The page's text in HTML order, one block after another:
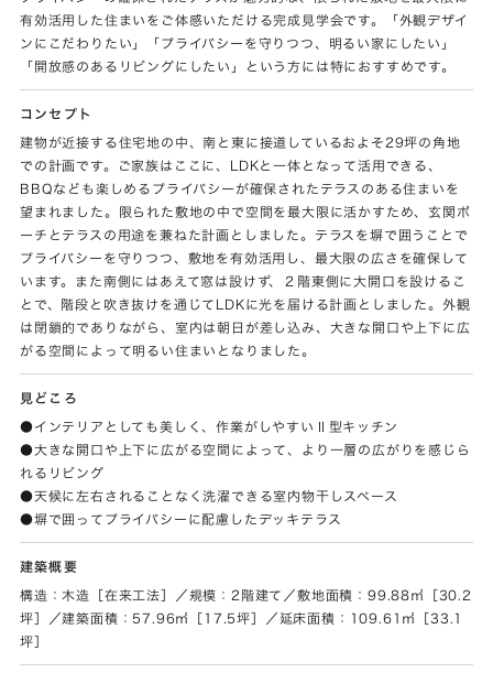
有効活用した住まいをご体感いただける完成見学会です。「外観デザイ
ンにこだわりたい」「プライバシーを守りつつ、明るい家にしたい」
「開放感のあるリビングにしたい」という方には特におすすめです。
コンセプト
建物が近接する住宅地の中、南と東に接道しているおよそ29坪の角地
での計画です。ご家族はここに、LDKと一体となって活用できる、
BBQなども楽しめるプライバシーが確保されたテラスのある住まいを
望まれました。限られた敷地の中で空間を最大限に活かすため、玄関ポ
ーチとテラスの用途を兼ねた計画としました。テラスを塀で囲うことで
プライバシーを守りつつ、敷地を有効活用し、最大限の広さを確保して
います。また南側にはあえて窓は設けず、２階東側に大開口を設けるこ
とで、階段と吹き抜けを通じてLDKに光を届ける計画としました。外観
は閉鎖的でありながら、室内は朝日が差し込み、大きな開口や上下に広
がる空間によって明るい住まいとなりました。
見どころ
●インテリアとしても美しく、作業がしやすいⅡ型キッチン
●大きな開口や上下に広がる空間によって、より一層の広がりを感じら
れるリビング
●天候に左右されることなく洗濯できる室内物干しスペース
●塀で囲ってプライバシーに配慮したデッキテラス
建築概要
構造：木造［在来工法］／規模：2階建て／敷地面積：99.88㎡［30.2
坪］／建築面積：57.96㎡［17.5坪］／延床面積：109.61㎡［33.1
坪］